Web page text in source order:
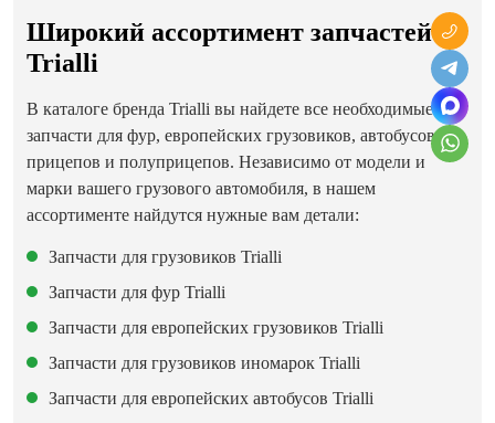
Широкий ассортимент запчастей
Trialli
В каталоге бренда Trialli вы найдете все необходимые
запчасти для фур, европейских грузовиков, автобусов,
прицепов и полуприцепов. Независимо от модели и
марки вашего грузового автомобиля, в нашем
ассортименте найдутся нужные вам детали:
Запчасти для грузовиков Trialli
Запчасти для фур Trialli
Запчасти для европейских грузовиков Trialli
Запчасти для грузовиков иномарок Trialli
Запчасти для европейских автобусов Trialli